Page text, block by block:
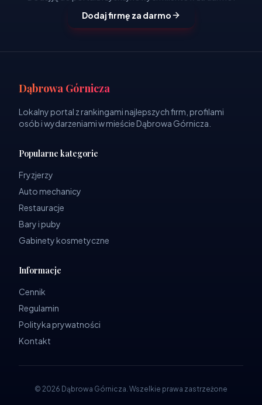
Dodaj firmę za darmo
Dąbrowa Górnicza
Lokalny portal z rankingami najlepszych firm, profilami
osób i wydarzeniami w mieście Dąbrowa Górnicza.
Popularne kategorie
Fryzjerzy
Auto mechanicy
Restauracje
Bary i puby
Gabinety kosmetyczne
Informacje
Cennik
Regulamin
Polityka prywatności
Kontakt
© 2026 Dąbrowa Górnicza. Wszelkie prawa zastrzeżone